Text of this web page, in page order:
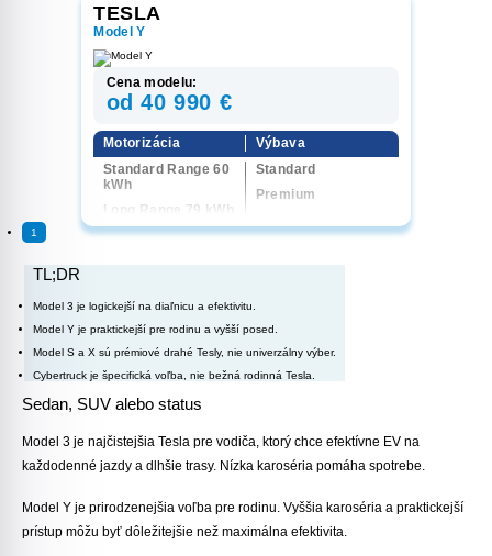
TESLA
Model Y
Cena modelu:
od 40 990 €
Motorizácia
Standard Range 60
kWh
Long Range 79 kWh
Performance 4x4
Výbava
Standard
Premium
1
TL;DR
Model 3 je logickejší na diaľnicu a efektivitu.
Model Y je praktickejší pre rodinu a vyšší posed.
Model S a X sú prémiové drahé Tesly, nie univerzálny výber.
Cybertruck je špecifická voľba, nie bežná rodinná Tesla.
Sedan, SUV alebo status
Model 3 je najčistejšia Tesla pre vodiča, ktorý chce efektívne EV na
každodenné jazdy a dlhšie trasy. Nízka karoséria pomáha spotrebe.
Model Y je prirodzenejšia voľba pre rodinu. Vyššia karoséria a praktickejší
prístup môžu byť dôležitejšie než maximálna efektivita.